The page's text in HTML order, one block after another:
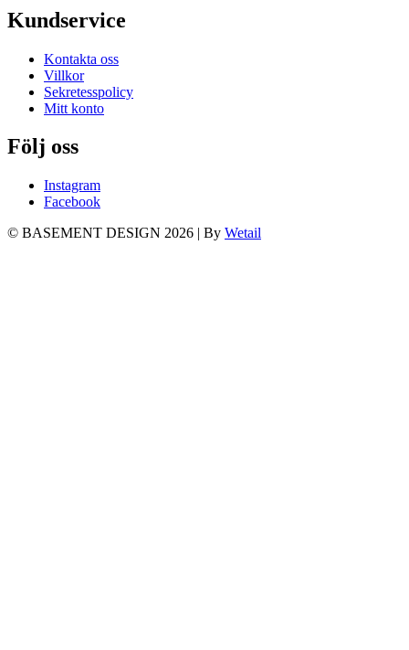
Kundservice
Kontakta oss
Villkor
Sekretesspolicy
Mitt konto
Följ oss
Instagram
Facebook
© BASEMENT DESIGN 2026 | By Wetail